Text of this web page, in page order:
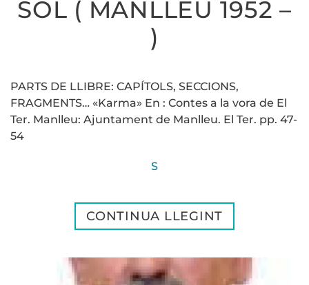
SOL ( MANLLEU 1952 –
)
PARTS DE LLIBRE: CAPÍTOLS, SECCIONS,
FRAGMENTS… «Karma» En : Contes a la vora de El
Ter. Manlleu: Ajuntament de Manlleu. El Ter. pp. 47-
54
S
CONTINUA LLEGINT